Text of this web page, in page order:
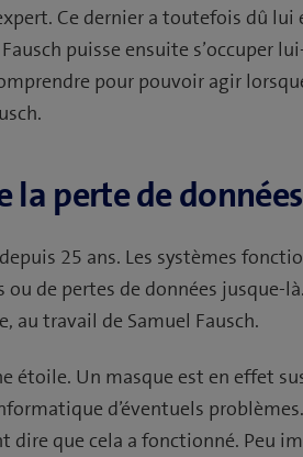
Ce dernier a toutefois dû lui
puisse ensuite s’occuper
pour pouvoir agir lorsque
la perte de données
25 ans. Les systèmes
de pertes de données jusque-
au travail de Samuel Fausch.
étoile. Un masque est en effet
d’éventuels
dire que cela a fonctionné. Peu